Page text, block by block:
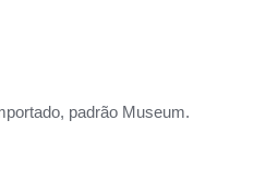
padrão Museum.